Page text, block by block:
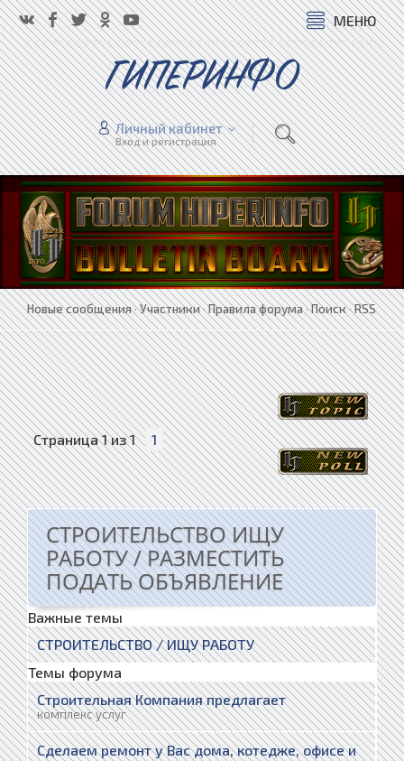
МЕНЮ
ГИПЕРИНФО
Личный кабинет
Вход и регистрация
Новые сообщения·Участники·Правила форума·Поиск·RSS
Страница1из1 1
СТРОИТЕЛЬСТВО ИЩУ
РАБОТУ / РАЗМЕСТИТЬ
ПОДАТЬ ОБЪЯВЛЕНИЕ
Важные темы
СТРОИТЕЛЬСТВО / ИЩУ РАБОТУ
Темы форума
Строительная Компания предлагает
комплекс услуг
Сделаем ремонт у Вас дома, котедже, офисе и